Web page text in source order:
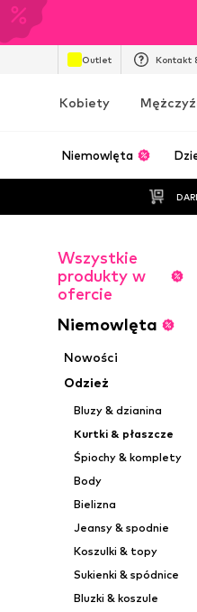
Outlet Kontakt
Kobiety
Niemowlęta
Wszystkie
produkty w
ofercie
Niemowlęta
Nowości
Odzież
Bluzy & dzianina
Kurtki & płaszcze
Śpiochy & komplety
Body
Bielizna
Jeansy & spodnie
Koszulki & topy
Sukienki & spódnice
Bluzki & koszule